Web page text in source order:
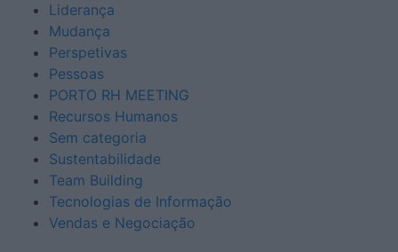
Liderança
Mudança
Perspetivas
Pessoas
PORTO RH MEETING
Recursos Humanos
Sem categoria
Sustentabilidade
Team Building
Tecnologias de Informação
Vendas e Negociação